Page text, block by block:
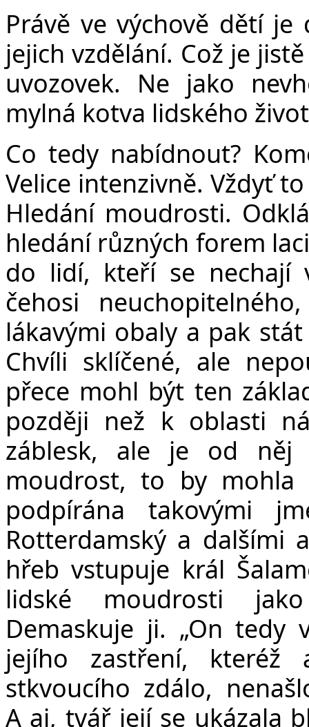
Právě ve výchově dětí
jejich vzdělání. Což je
uvozovek. Ne jako
mylná kotva lidského
Co tedy nabídnout?
Velice intenzivně. Vždyť
Hledání moudrosti.
hledání různých forem
do lidí, kteří se nechají
čehosi
lákavými obaly a pak
Chvíli sklíčené, ale
přece mohl být ten
později než k oblasti
záblesk, ale je od něj
moudrost, to by
podpírána takovými
Rotterdamský a dalšími
hřeb vstupuje král
lidské moudrosti
Demaskuje ji. „On tedy
jejího zastření,
stkvoucího zdálo,
A aj, tvář její se ukázala